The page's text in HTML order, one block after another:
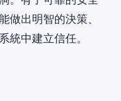
做出明智的決策、
統中建立信任。